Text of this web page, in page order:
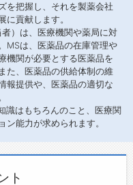
を把握し、それを製薬会社
に貢献します。
）は、医療機関や薬局に対
MSは、医薬品の在庫管理や
機関が必要とする医薬品を
た、医薬品の供給体制の維
報提供や、医薬品の適切な
識はもちろんのこと、医療関
ン能力が求められます。
ト